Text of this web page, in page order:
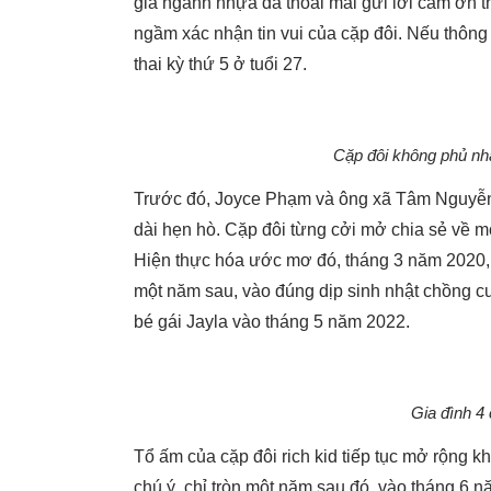
ngầm xác nhận tin vui của cặp đôi. Nếu
thai kỳ thứ 5 ở tuổi 27.
Cặp đôi không phủ
Trước đó, Joyce Phạm và ông xã Tâm
dài hẹn hò. Cặp đôi từng cởi mở chia sẻ về
Hiện thực hóa ước mơ đó, tháng 3 năm
một năm sau, vào đúng dịp sinh nhật chồng
bé gái Jayla vào tháng 5 năm 2022.
Gia đình 4
Tổ ấm của cặp đôi rich kid tiếp tục mở rộng
chú ý, chỉ tròn một năm sau đó, vào tháng 6